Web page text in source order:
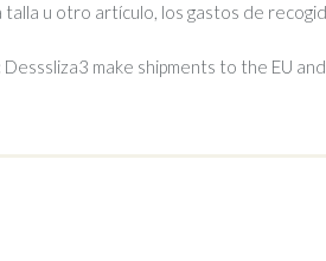
u otro artículo, los gastos de
Desssliza3 make shipments to the EU